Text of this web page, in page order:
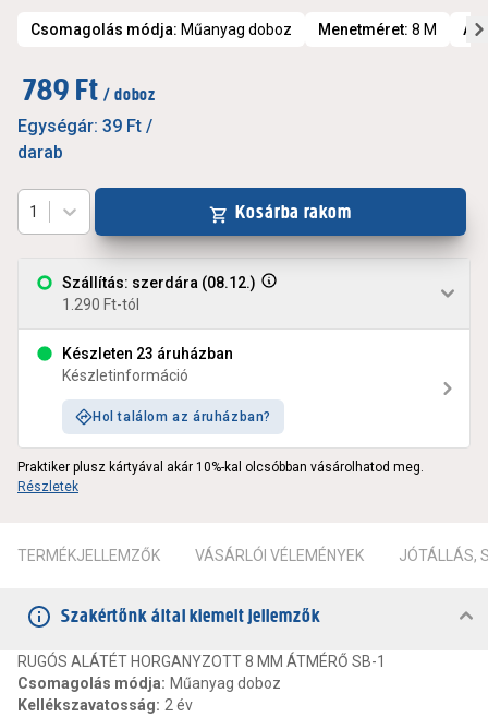
Csomagolás módja: Műanyag doboz Menetméret: 8 M
789 Ft / doboz
Egységár: 39 Ft /
darab
Szállítás: szerdára (08.12.)
1.290 Ft-tól
Készleten 23 áruházban
Készletinformáció
Hol találom az áruházban?
1 Kosárba rakom
Praktiker plusz kártyával akár 10%-kal olcsóbban vásárolhatod meg.
Részletek
TERMÉKJELLEMZŐK VÁSÁRLÓI VÉLEMÉNYEK JÓTÁLLÁS,
Szakértőnk által kiemelt jellemzők
RUGÓS ALÁTÉT HORGANYZOTT 8 MM ÁTMÉRŐ SB-1
Csomagolás módja: Műanyag doboz
Kellékszavatosság: 2 év